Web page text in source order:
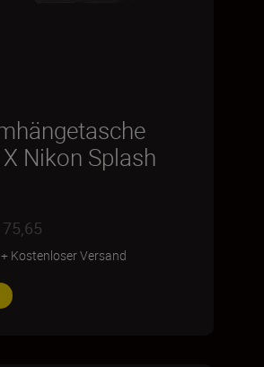
X Nikon Splash
+ Kostenloser Versand